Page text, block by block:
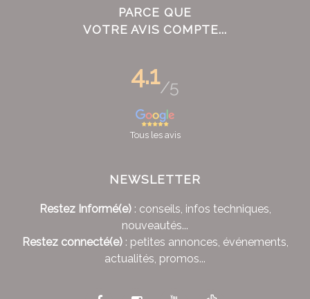
PARCE QUE
VOTRE AVIS COMPTE...
4.1/5
Tous les avis
NEWSLETTER
Restez Informé(e): conseils, infos techniques,
nouveautés...
Restez connecté(e): petites annonces, événements,
actualités, promos...